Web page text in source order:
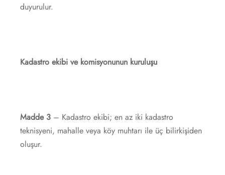
duyurulur.
Kadastro ekibi ve komisyonunun kuruluşu
Madde 3 – Kadastro ekibi; en az iki kadastro
teknisyeni, mahalle veya köy muhtarı ile üç bilirkişiden
oluşur.